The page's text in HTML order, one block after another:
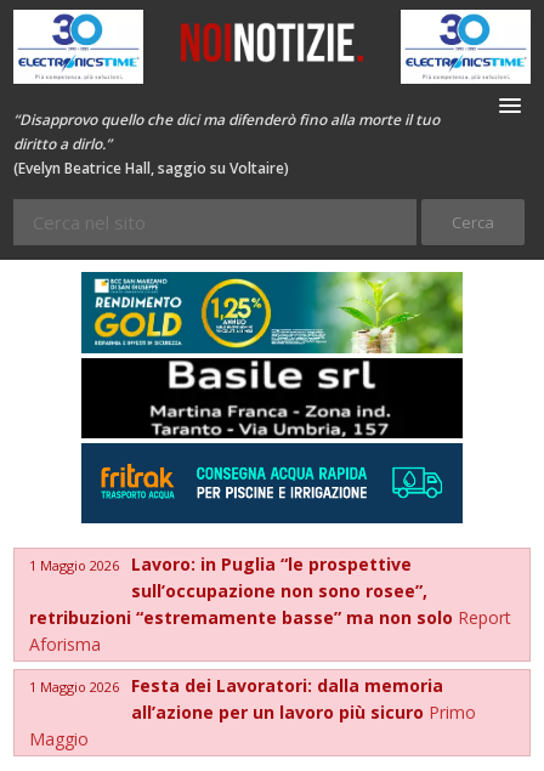
“Disapprovo quello che dici ma difenderò fino alla morte il tuo
diritto a dirlo.”
(Evelyn Beatrice Hall, saggio su Voltaire)
1 Maggio 2026
Lavoro: in Puglia “le prospettive
sull’occupazione non sono rosee”,
retribuzioni “estremamente basse” ma non solo Report
Aforisma
1 Maggio 2026
Festa dei Lavoratori: dalla memoria
all’azione per un lavoro più sicuro Primo
Maggio